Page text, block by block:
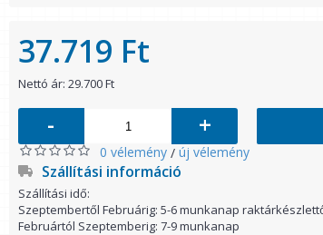
37.719 Ft
Nettó ár: 29.700 Ft
- +
0 vélemény / új vélemény
Szállítási információ
Szállítási idő:
Szeptembertől Februárig: 5-6 munkanap
Februártól Szeptemberig: 7-9 munkanap